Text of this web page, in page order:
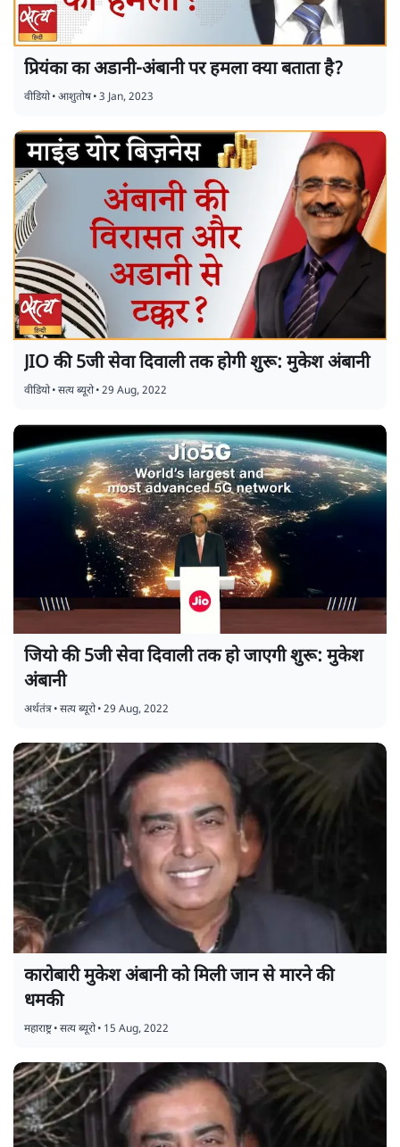
प्रियंका का अडानी-अंबानी पर हमला क्या बताता है?
वीडियो•आशुतोष•3 Jan, 2023
JIO की 5जी सेवा दिवाली तक होगी शुरू: मुकेश अंबानी
वीडियो•सत्य ब्यूरो•29 Aug, 2022
जियो की 5जी सेवा दिवाली तक हो जाएगी शुरू: मुकेश
अंबानी
अर्थतंत्र•सत्य ब्यूरो•29 Aug, 2022
कारोबारी मुकेश अंबानी को मिली जान से मारने की
धमकी
महाराष्ट्र•सत्य ब्यूरो• 15 Aug, 2022